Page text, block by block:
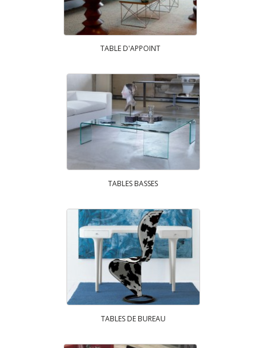
TABLE D'APPOINT
TABLES BASSES
TABLES DE BUREAU